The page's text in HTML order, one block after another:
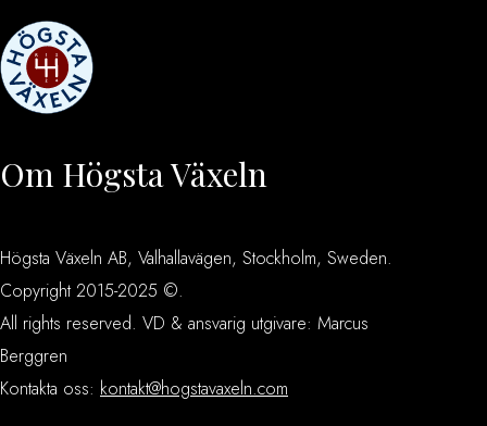
Om Högsta Växeln
Högsta Växeln AB, Valhallavägen, Stockholm, Sweden.
Copyright 2015-2025 ©.
All rights reserved. VD & ansvarig utgivare: Marcus
Berggren
Kontakta oss: kontakt@hogstavaxeln.com